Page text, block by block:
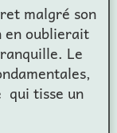
malgré son
en oublierait
Le
tisse un